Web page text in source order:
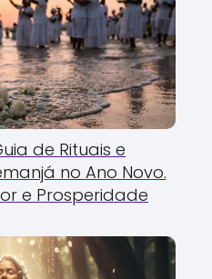
de Rituais e
no Ano Novo.
e Prosperidade